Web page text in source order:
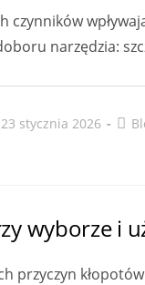
narzędzia:
23 stycznia 2026
Post
wyborze i
przyczyn